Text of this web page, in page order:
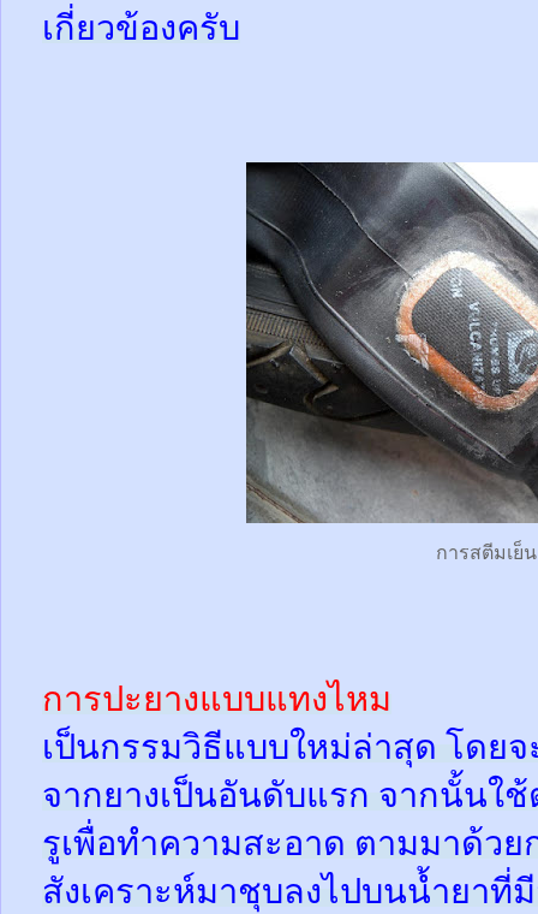
เกี่ยวข้องครับ
การสตีมเย็น
การปะยางแบบแทงไหม
เป็นกรรมวิธีแบบใหม่ล่าสุด โดย
จากยางเป็นอันดับแรก จากนั้นใ
รูเพื่อทำความสะอาด ตามมาด้วย
สังเคราะห์มาชุบลงไปบนน้ำยาที่